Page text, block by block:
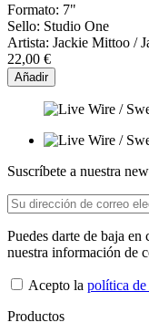
Formato: 7"
Sello: Studio One
Artista: Jackie Mittoo /
22,00 €
Añadir
Suscríbete a nuestra
Puedes darte de baja
nuestra información de
Acepto la política
Productos